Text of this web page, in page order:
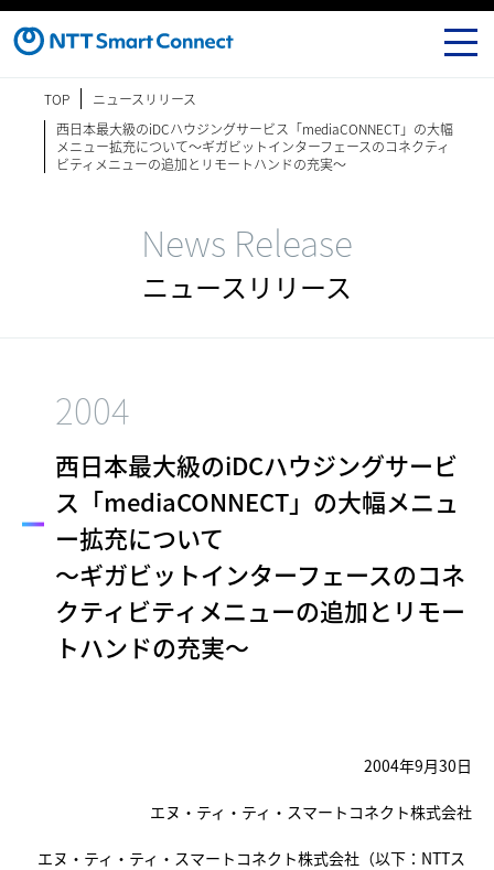
TOP
ニュースリリース
西日本最大級のiDCハウジングサービス「mediaCONNECT」の大幅
メニュー拡充について～ギガビットインターフェースのコネクティ
ビティメニューの追加とリモートハンドの充実～
News Release
ニュースリリース
2004
西日本最大級のiDCハウジングサービ
ス「mediaCONNECT」の大幅メニュ
ー拡充について
～ギガビットインターフェースのコネ
クティビティメニューの追加とリモー
トハンドの充実～
2004年9月30日
エヌ・ティ・ティ・スマートコネクト株式会社
エヌ・ティ・ティ・スマートコネクト株式会社（以下：NTTス